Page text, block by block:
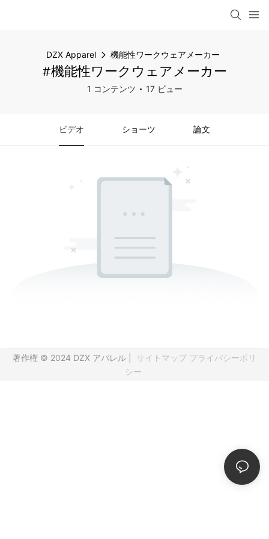
DZX Apparel 機能性ワークウェアメーカー
#機能性ワークウェアメーカー
1 コンテンツ 17 ビュー
ビデオ ショーツ 論文
著作権 © 2024 DZX アパレル | サイトマップ プライバシーポリ
シー